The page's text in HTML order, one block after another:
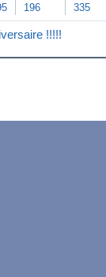
196 335
!!!!!